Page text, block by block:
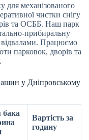
для механізованого
чистки снігу
та ОСББ. Наш парк
прибиральну
відвалами. Працюємо
парковок, дворів та
у Дніпровському
бака
Вартість за
годину